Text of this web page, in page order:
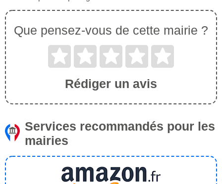
Que pensez-vous de cette mairie ?
Rédiger un avis
Services recommandés pour les
mairies